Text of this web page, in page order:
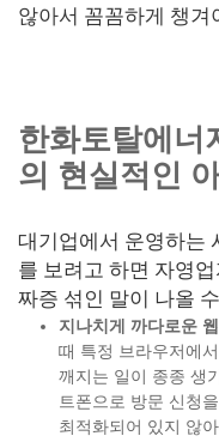
않아서 꼼꼼하게 챙겨
한화토탈에너
의 현실적인
대기업에서 운영하는
를 보려고 하면 자영
짜증 섞인 말이 나올
지나치게 까다로운
때 특정 브라우저에
깨지는 일이 종종 생
트폰으로 방문 신청
최적화되어 있지 않